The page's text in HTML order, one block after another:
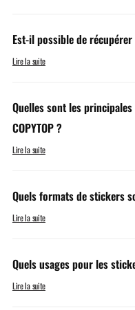
Est-il possible de
Lire la suite
Quelles sont les
COPYTOP ?
Lire la suite
Quels formats de stickers
Lire la suite
Quels usages pour les
Lire la suite